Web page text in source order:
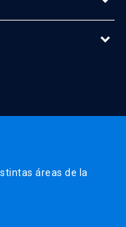
áreas de la